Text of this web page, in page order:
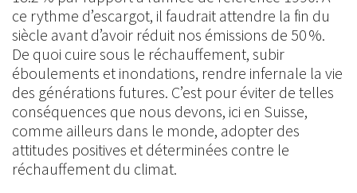
ce rythme d’escargot, il faudrait attendre la fin du
siècle avant d’avoir réduit nos émissions de 50 %.
De quoi cuire sous le réchauffement, subir
éboulements et inondations, rendre infernale la vie
des générations futures. C’est pour éviter de telles
conséquences que nous devons, ici en Suisse,
comme ailleurs dans le monde, adopter des
attitudes positives et déterminées contre le
réchauffement du climat.